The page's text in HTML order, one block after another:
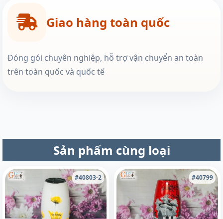
Giao hàng toàn quốc
Đóng gói chuyên nghiệp, hỗ trợ vận chuyển an toàn
trên toàn quốc và quốc tế
Sản phẩm cùng loại
#40803-2 #40799